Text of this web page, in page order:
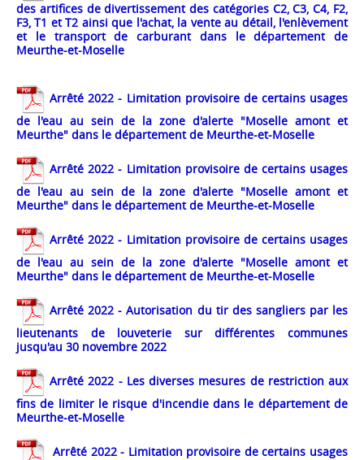
des artifices de divertissement des catégories C2, C3, C4, F2,
F3, T1 et T2 ainsi que l'achat, la vente au détail, l'enlèvement
et le transport de carburant dans le département de
Meurthe-et-Moselle
Arrêté 2022 - Limitation provisoire de certains usages
de l'eau au sein de la zone d'alerte "Moselle amont et
Meurthe" dans le département de Meurthe-et-Moselle
Arrêté 2022 - Limitation provisoire de certains usages
de l'eau au sein de la zone d'alerte "Moselle amont et
Meurthe" dans le département de Meurthe-et-Moselle
Arrêté 2022 - Limitation provisoire de certains usages
de l'eau au sein de la zone d'alerte "Moselle amont et
Meurthe" dans le département de Meurthe-et-Moselle
Arrêté 2022 - Autorisation du tir des sangliers par les
lieutenants de louveterie sur différentes communes
jusqu'au 30 novembre 2022
Arrêté 2022 - Les diverses mesures de restriction aux
fins de limiter le risque d'incendie dans le département de
Meurthe-et-Moselle
Arrêté 2022 - Limitation provisoire de certains usages